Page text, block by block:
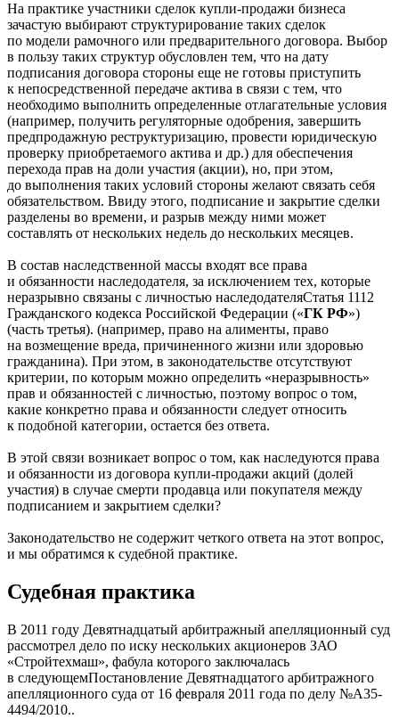
На практике участники сделок купли-продажи бизнеса
зачастую выбирают структурирование таких сделок
по модели рамочного или предварительного договора. Выбор
в пользу таких структур обусловлен тем, что на дату
подписания договора стороны еще не готовы приступить
к непосредственной передаче актива в связи с тем, что
необходимо выполнить определенные отлагательные условия
(например, получить регуляторные одобрения, завершить
предпродажную реструктуризацию, провести юридическую
проверку приобретаемого актива и др.) для обеспечения
перехода прав на доли участия (акции), но, при этом,
до выполнения таких условий стороны желают связать себя
обязательством. Ввиду этого, подписание и закрытие сделки
разделены во времени, и разрыв между ними может
составлять от нескольких недель до нескольких месяцев.
В состав наследственной массы входят все права
и обязанности наследодателя, за исключением тех, которые
неразрывно связаны с личностью наследодателяСтатья 1112
Гражданского кодекса Российской Федерации («ГК РФ»)
(часть третья). (например, право на алименты, право
на возмещение вреда, причиненного жизни или здоровью
гражданина). При этом, в законодательстве отсутствуют
критерии, по которым можно определить «неразрывность»
прав и обязанностей с личностью, поэтому вопрос о том,
какие конкретно права и обязанности следует относить
к подобной категории, остается без ответа.
В этой связи возникает вопрос о том, как наследуются права
и обязанности из договора купли-продажи акций (долей
участия) в случае смерти продавца или покупателя между
подписанием и закрытием сделки?
Законодательство не содержит четкого ответа на этот вопрос,
и мы обратимся к судебной практике.
Судебная практика
В 2011 году Девятнадцатый арбитражный апелляционный суд
рассмотрел дело по иску нескольких акционеров ЗАО
«Стройтехмаш», фабула которого заключалась
в следующемПостановление Девятнадцатого арбитражного
апелляционного суда от 16 февраля 2011 года по делу №А35-
4494/2010..